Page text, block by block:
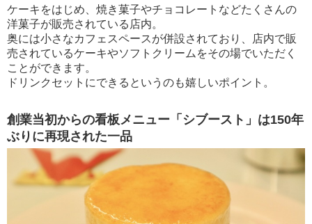
ケーキをはじめ、焼き菓子やチョコレートなどたくさんの
洋菓子が販売されている店内。
奥には小さなカフェスペースが併設されており、店内で販
売されているケーキやソフトクリームをその場でいただく
ことができます。
ドリンクセットにできるというのも嬉しいポイント。
創業当初からの看板メニュー「シブースト」は150年
ぶりに再現された一品